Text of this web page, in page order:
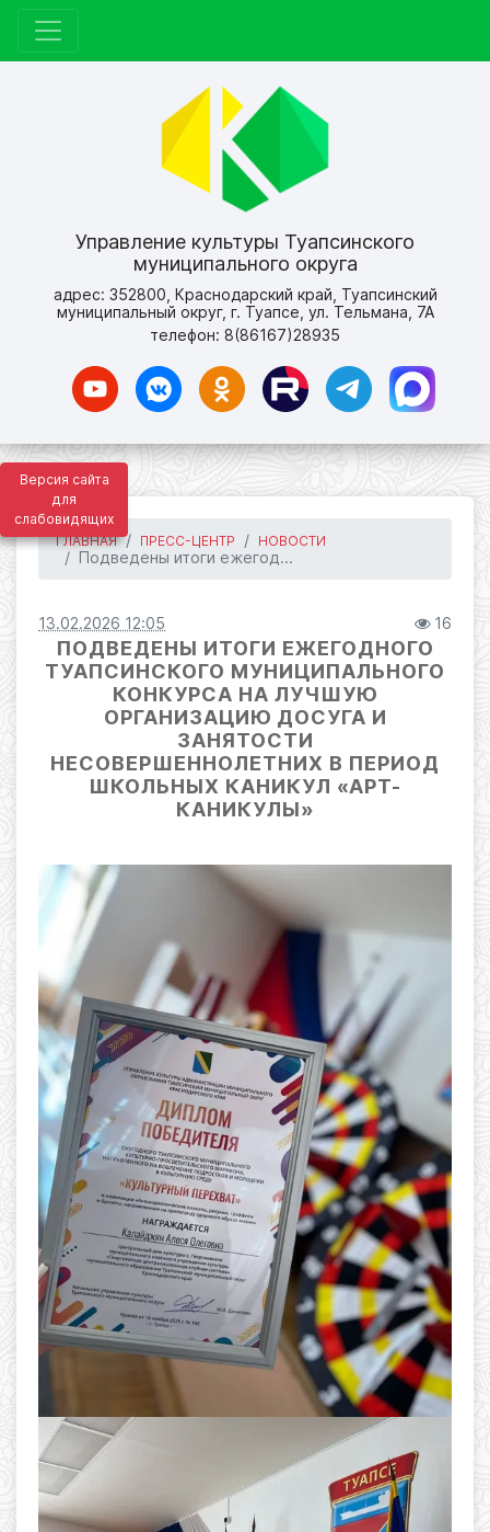
Версия сайта
для
слабовидящих
Управление культуры Туапсинского
муниципального округа
адрес: 352800, Краснодарский край, Туапсинский
муниципальный округ, г. Туапсе, ул. Тельмана, 7А
телефон: 8(86167)28935
ГЛАВНАЯ ПРЕСС-ЦЕНТР НОВОСТИ
Подведены итоги ежегод...
13.02.2026 12:05 16
ПОДВЕДЕНЫ ИТОГИ ЕЖЕГОДНОГО
ТУАПСИНСКОГО МУНИЦИПАЛЬНОГО
КОНКУРСА НА ЛУЧШУЮ
ОРГАНИЗАЦИЮ ДОСУГА И
ЗАНЯТОСТИ
НЕСОВЕРШЕННОЛЕТНИХ В ПЕРИОД
ШКОЛЬНЫХ КАНИКУЛ «АРТ-
КАНИКУЛЫ»